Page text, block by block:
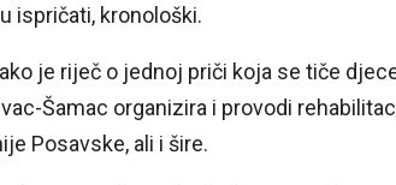
ispričati, kronološki.
je riječ o jednoj priči koja se tiče
Šamac organizira i provodi
Posavske, ali i šire.